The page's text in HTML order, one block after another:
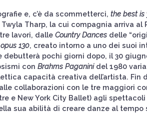
e, c’è da scommetterci, the best is
Tharp, la cui compagnia arriva al
lavori, dalle Country Dancesdelle
130, creato intorno a uno dei suoi
pochi giorni dopo, il 30
con Brahms Paganinidel 1980
capacità creativa dell’artista.
collaborazioni con le tre maggiori
e New York City Ballet) agli
sua abilità di creare danze al